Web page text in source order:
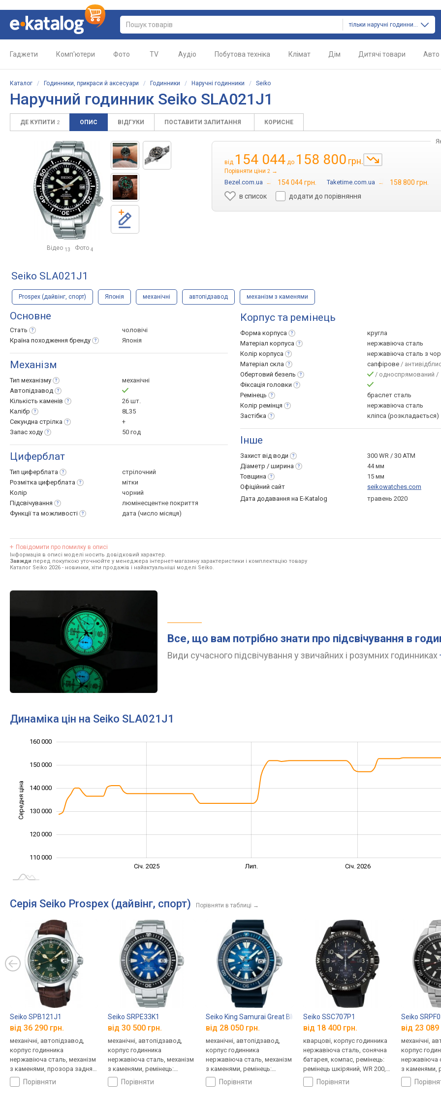
тільки наручні годинники
Гаджети Комп'ютери Фото TV Аудіо Побутова техніка Клімат Дім Дитячі товари Авто
Каталог / Годинники, прикраси й аксесуари / Годинники / Наручні годинники / Seiko
Наручний годинник Seiko SLA021J1
ДЕ КУПИТИ 2 ОПИС ВІДГУКИ ПОСТАВИТИ ЗАПИТАННЯ КОРИСНЕ
Відео 13 Фото 4
від 154 044 до 158 800 грн.
Порівняти ціни 2 →
Bezel.com.ua → 154 044 грн. Taketime.com.ua →
158 800 грн.
в список
додати до порівняння
Seiko SLA021J1
Prospex (дайвінг, спорт) Японія механічні автопідзавод механізм з каменями
Основне
Стать
чоловічі
Країна походження бренду Японія
Механізм
Тип механізму
механічні
Автопідзавод
Кількість каменів
26 шт.
Калібр
8L35
Секундна стрілка
+
Запас ходу 50 год
Циферблат
Тип циферблата
стрілочний
Розмітка циферблата
мітки
Колір
чорний
Підсвічування
люмінесцентне покриття
Функції та можливості дата (число місяця)
Корпус та ремінець
Форма корпуса
кругла
Матеріал корпуса
нержавіюча сталь
Колір корпуса
нержавіюча сталь з
Матеріал скла сапфірове /
Обертовий безель
/ односпрямований /
Фіксація головки
Ремінець
браслет сталь
Колір ремінця
нержавіюча сталь
Застібка
кліпса (розкладається)
Інше
Захист від води
300 WR / 30 ATM
Діаметр / ширина
44 мм
Товщина
15 мм
Офіційний сайт
seikowatches.com
Дата додавання на E-Katalog
травень 2020
Повідомити про помилку в описі
Інформація в описі моделі носить довідковий характер.
Завжди перед покупкою уточнюйте у менеджера інтернет-магазину характеристики і комплектацію товару
Каталог Seiko 2026 - новинки, хіти продажів і найактуальніші моделі Seiko.
Все, що вам потрібно знати про підсвічування в
Види сучасного підсвічування у звичайних і розумних годинниках
Динаміка цін на Seiko SLA021J1
Середня ціна
110 000
120 000
130 000
140 000
150 000
160 000
Січ. 2025 Лип. Січ. 2026
Серія Seiko Prospex (дайвінг, спорт) Порівняти в таблиці →
Seiko SPB121J1
від 36 290 грн.
механічні, автопідзавод,
корпус годинника
нержавіюча сталь, механізм
з каменями, прозора задня
кришка, компас, ремінець:
ремінець шкіряний, WR 200,
порівняти
Seiko SRPE33K1
від 30 500 грн.
механічні, автопідзавод,
корпус годинника
нержавіюча сталь, механізм
з каменями, ремінець:
браслет сталь, WR 200,
Японія
порівняти
Seiko King Samurai Great Blue PADI Edition SRPJ93K1
від 28 050 грн.
механічні, автопідзавод,
корпус годинника
нержавіюча сталь, механізм
з каменями, ремінець:
ремінець каучук, WR 100,
Японія
порівняти
Seiko SSC707P1
від 18 400 грн.
кварцові, корпус годинника
нержавіюча сталь, сонячна
батарея, компас, ремінець:
ремінець шкіряний, WR 200,
Японіяпорівняти
Seiko
від 23 089
механічні,
корпус
нержавіюча
з каменями,
браслет
Японія